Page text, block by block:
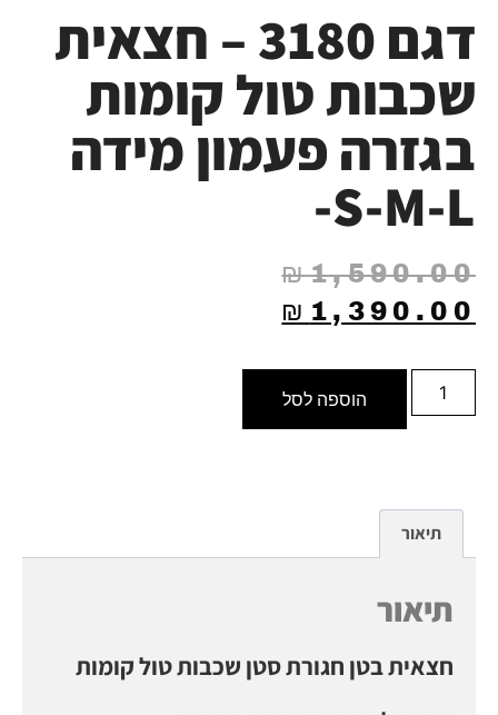
דגם 3180 – חצאית
שכבות טול קומות
בגזרה פעמון מידה
S-M-L-
₪1,590.00
₪ 1,390.00
הוספה לסל
תיאור
תיאור
חצאית בטן חגורת סטן שכבות טול קומות